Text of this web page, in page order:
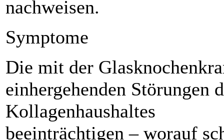
nachweisen.
Symptome
Die mit der
einhergehenden Störungen
Kollagenhaushaltes
beeinträchtigen – worauf